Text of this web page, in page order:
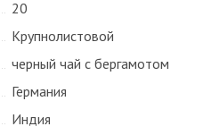
20
Крупнолистовой
черный чай с бергамотом
Германия
Индия